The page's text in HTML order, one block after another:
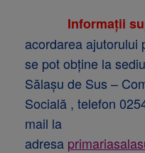
Informații
acordarea ajutorului
se pot obține la
Sălașu de Sus –
Socială , telefon
mail la
adresa